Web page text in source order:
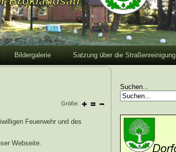
Bildergalerie Satzung über die Straßenreinigung
Größe:
Feuerwehr und des
Webseite.
Suchen...